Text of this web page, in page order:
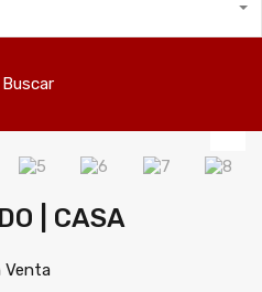
Buscar
| CASA
Venta